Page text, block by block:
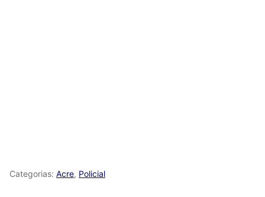
Categorias: Acre, Policial